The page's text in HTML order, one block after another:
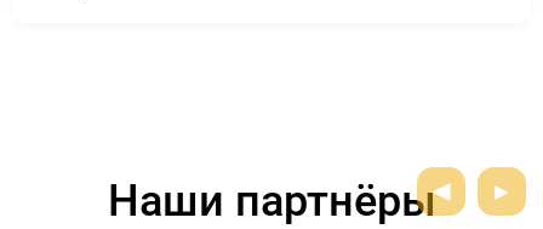
Наши партнёры